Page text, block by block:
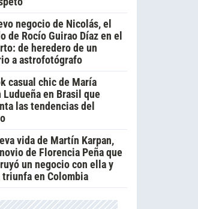
negocio de Nicolás, el
de Rocío Guirao Díaz en el
de heredero de un
a astrofotógrafo
casual chic de María
Ludueña en Brasil que
las tendencias del
vida de Martín Karpan,
de Florencia Peña que
un negocio con ella y
triunfa en Colombia